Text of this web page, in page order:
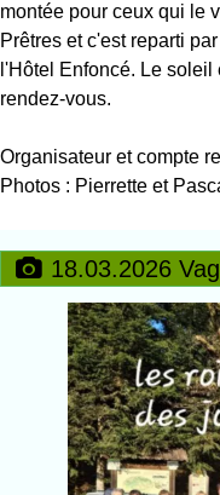
montée pour ceux qui le
Prêtres et c'est reparti
l'Hôtel Enfoncé. Le
rendez-vous.
Organisateur et compte
Photos : Pierrette et
18.03.2026